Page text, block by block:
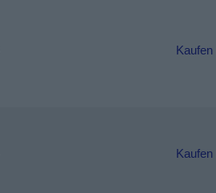
Kaufen
Kaufen